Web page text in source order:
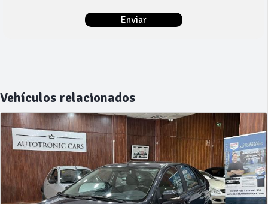
Vehículos relacionados